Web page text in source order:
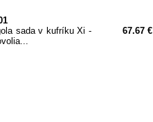
sada v kufríku Xi -
67.67 €